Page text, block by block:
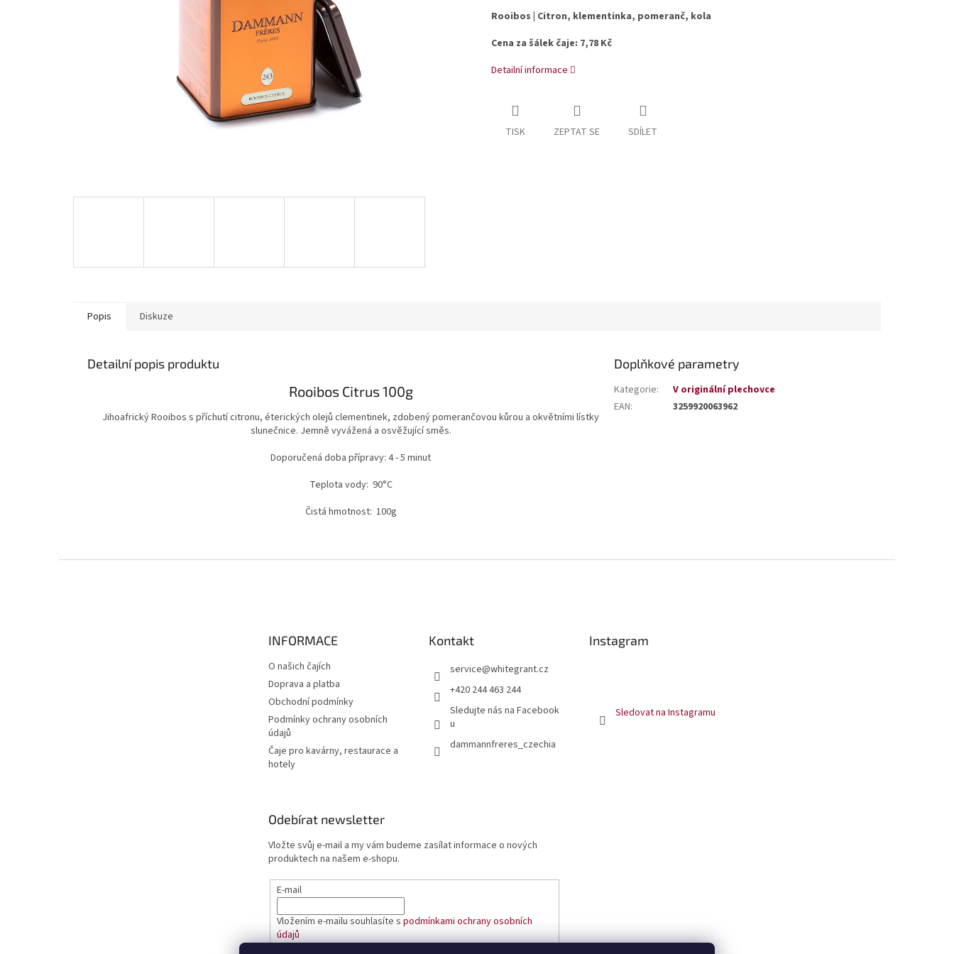
Rooibos | Citron, klementinka, pomeranč, kola
Cena za šálek čaje: 7,78 Kč
Detailní informace
TISK ZEPTAT SE SDÍLET
Popis Diskuze
Detailní popis produktu
Rooibos Citrus 100g
Jihoafrický Rooibos s příchutí citronu, éterických olejů clementinek, zdobený pomerančovou kůrou a okvětními lístky
slunečnice. Jemně vyvážená a osvěžující směs.
Doporučená doba přípravy: 4 - 5 minut
Teplota vody: 90°C
Čistá hmotnost: 100g
Doplňkové parametry
Kategorie:
V originální plechovce
EAN: 3259920063962
INFORMACE
O našich čajích
Doprava a platba
Obchodní podmínky
Podmínky ochrany osobních
údajů
Čaje pro kavárny, restaurace a
hotely
Kontakt
service@whitegrant.cz
+420 244 463 244
Sledujte nás na Facebook
u
dammannfreres_czechia
Instagram
Sledovat na Instagramu
Odebírat newsletter
Vložte svůj e-mail a my vám budeme zasílat informace o nových
produktech na našem e-shopu.
E-mail
Vložením e-mailu souhlasíte s podmínkami ochrany osobních
údajů